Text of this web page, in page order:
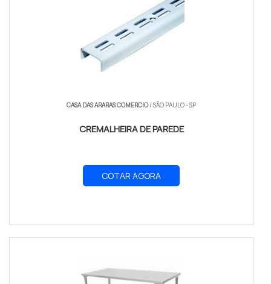
CASA DAS ARARAS COMERCIO/ SÃO PAULO - SP
CREMALHEIRA DE PAREDE
COTAR AGORA